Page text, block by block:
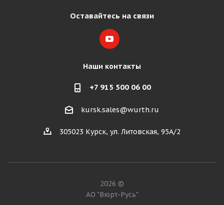
Оставайтесь на связи
Наши контакты
+7 915 500 06 00
kursk.sales@wurth.ru
305023 Курск, ул. Литовская, 95А/2
2026 ©
АО "Вюрт-Русь"